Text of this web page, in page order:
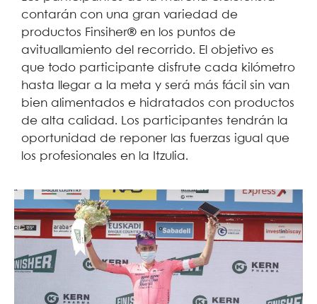
contarán con una gran variedad de
productos Finsiher® en los puntos de
avituallamiento del recorrido. El objetivo es
que todo participante disfrute cada kilómetro
hasta llegar a la meta y será más fácil sin van
bien alimentados e hidratados con productos
de alta calidad. Los participantes tendrán la
oportunidad de reponer las fuerzas igual que
los profesionales en la Itzulia.